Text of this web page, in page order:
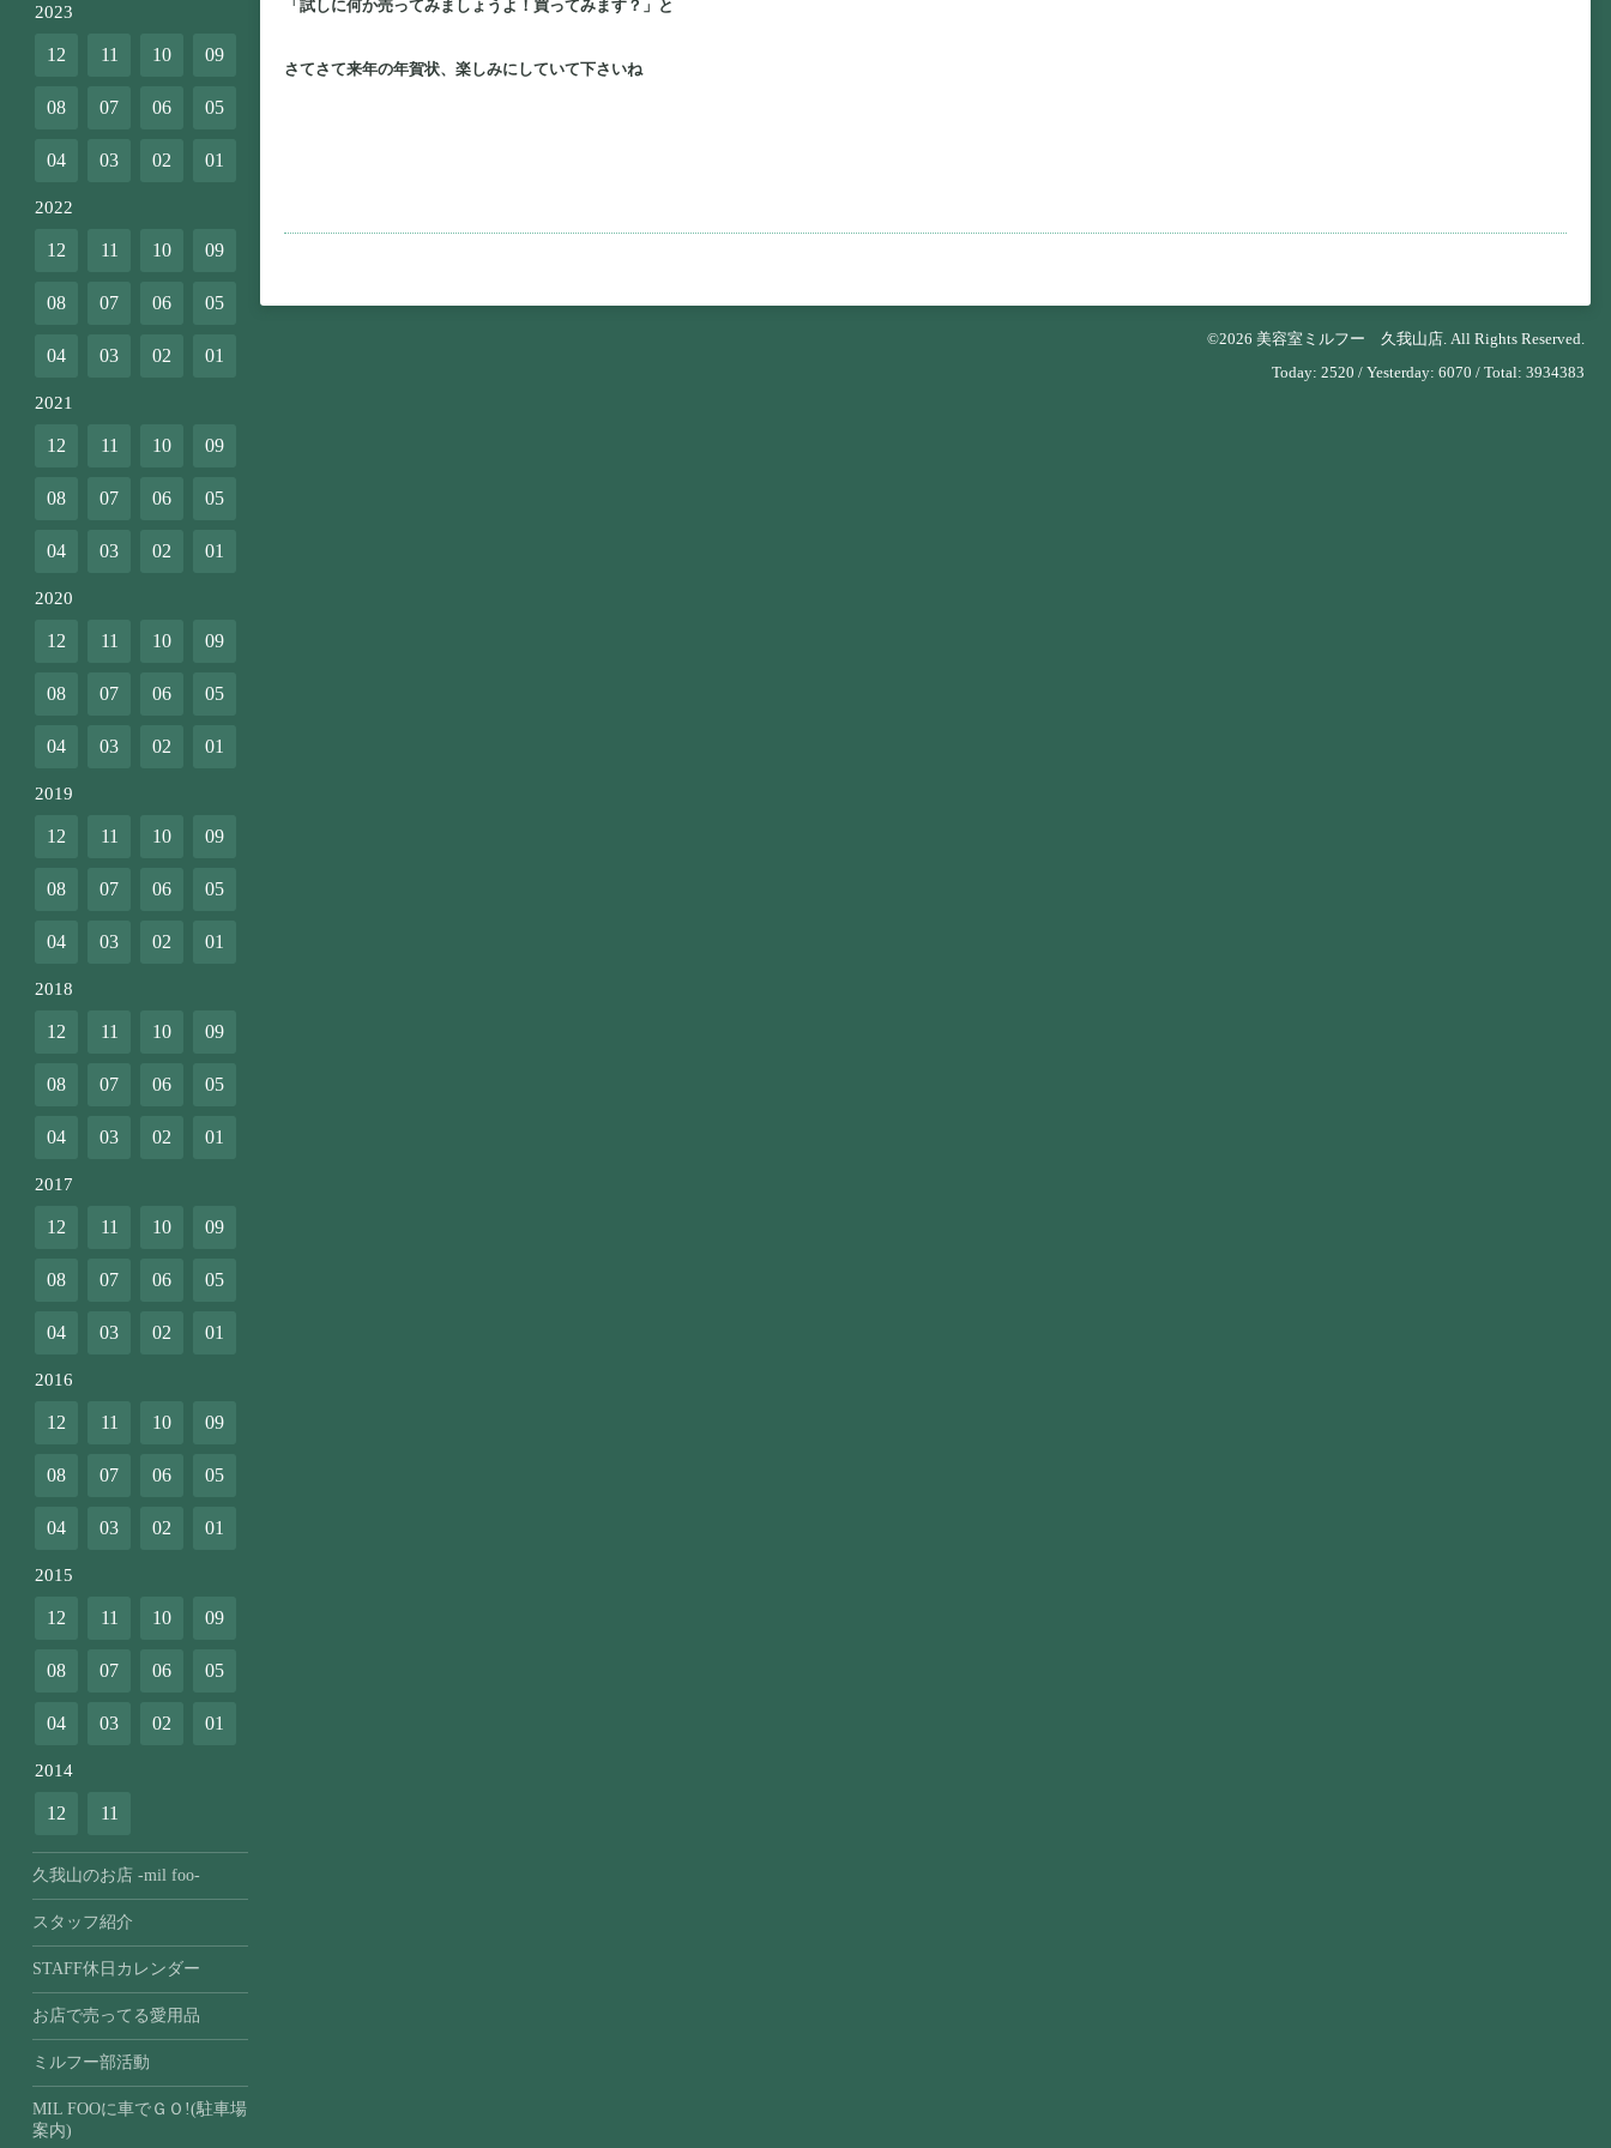
「試しに何か売ってみましょうよ！買ってみます？」と
さてさて来年の年賀状、楽しみにしていて下さいね
©2026 美容室ミルフー 久我山店 . All Rights Reserved.
Today: 2520 / Yesterday: 6070 / Total: 3934383
2023
12 11 10 09
08 07 06 05
04 03 02 01
2022
12 11 10 09
08 07 06 05
04 03 02 01
2021
12 11 10 09
08 07 06 05
04 03 02 01
2020
12 11 10 09
08 07 06 05
04 03 02 01
2019
12 11 10 09
08 07 06 05
04 03 02 01
2018
12 11 10 09
08 07 06 05
04 03 02 01
2017
12 11 10 09
08 07 06 05
04 03 02 01
2016
12 11 10 09
08 07 06 05
04 03 02 01
2015
12 11 10 09
08 07 06 05
04 03 02 01
2014
12 11
久我山のお店 -mil foo-
スタッフ紹介
STAFF休日カレンダー
お店で売ってる愛用品
ミルフー部活動
MIL FOOに車でＧＯ!(駐車場
案内)